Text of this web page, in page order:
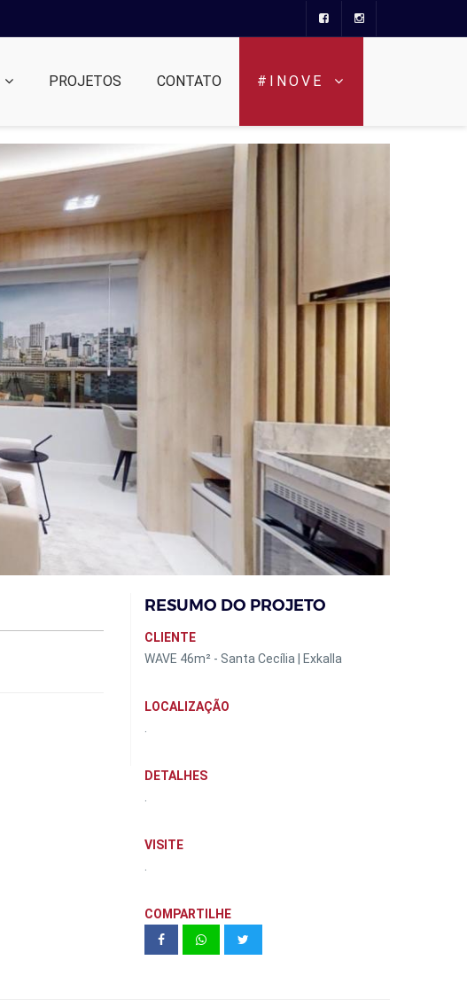
PROJETOS CONTATO #INOVE
RESUMO DO PROJETO
CLIENTE
WAVE 46m² - Santa Cecília | Exkalla
LOCALIZAÇÃO
DETALHES
VISITE
COMPARTILHE
Ismael Nery | Feminino e Masculino |